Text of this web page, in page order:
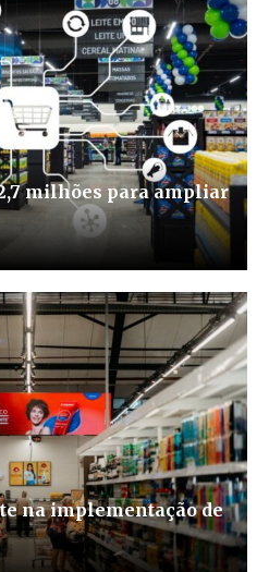
milhões para ampliar
na implementação de